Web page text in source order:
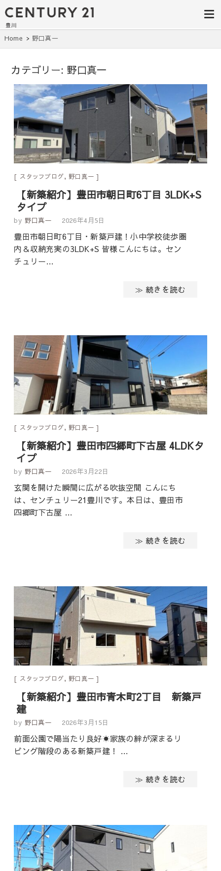
豊田市の中古
住宅・土地・
リノベ物件探
リー21豊川
建て・土地探しはセンチュリー21豊
川へ。豊田市内の最新物件情報を随
時更新中！駅近、建築条件無し、ペ
ット可、学区別など、お客様のこだ
わり条件に合わせて理想の物件を簡
Home 野口真一
カテゴリー: 野口真一
スタッフブログ, 野口真一
【新築紹介】豊田市朝日町6丁目 3LDK+S
タイプ
by 野口真一 2026年4月5日
豊田市朝日町6丁目・新築戸建！小中学校徒歩圏
内＆収納充実の3LDK+S 皆様こんにちは。セン
チュリー…
≫ 続きを読む
スタッフブログ, 野口真一
【新築紹介】豊田市四郷町下古屋 4LDKタ
イプ
by 野口真一 2026年3月22日
玄関を開けた瞬間に広がる吹抜空間 こんにち
は、センチュリー21豊川です。本日は、豊田市
四郷町下古屋 …
≫ 続きを読む
スタッフブログ, 野口真一
【新築紹介】豊田市青木町2丁目 新築戸
建
by 野口真一 2026年3月15日
前面公園で陽当たり良好☀️家族の絆が深まるリ
ビング階段のある新築戸建！ …
≫ 続きを読む